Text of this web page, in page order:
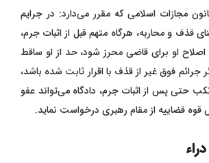
ماده ۱۱۴ از قانون مجازات اسلامی که مقرر می‌دارد: در جرایم
قذف و محاربه، هرگاه متهم قبل از اثبات جرم،
او برای قاضی محرز شود، حد از او ساقط
فوق غیر از قذف با اقرار ثابت شده باشد،
حتی پس از اثبات جرم، دادگاه می‌تواند عفو
قضاییه از مقام رهبری درخواست نماید.